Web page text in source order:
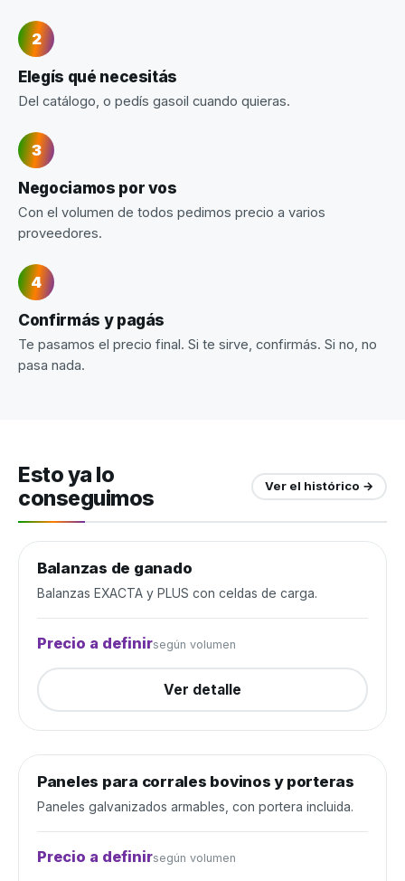
Elegís qué necesitás
Del catálogo, o pedís gasoil cuando quieras.
Negociamos por vos
Con el volumen de todos pedimos precio a varios
proveedores.
Confirmás y pagás
Te pasamos el precio final. Si te sirve, confirmás. Si no, no
pasa nada.
Esto ya lo
conseguimos
Ver el histórico →
Manejo de ganado
Balanzas de ganado
Balanzas EXACTA y PLUS con celdas de carga.
Precio a definirsegún volumen
Ver detalle
Manejo de ganado Cerrada
Paneles para corrales bovinos y porteras
Paneles galvanizados armables, con portera incluida.
Precio a definirsegún volumen